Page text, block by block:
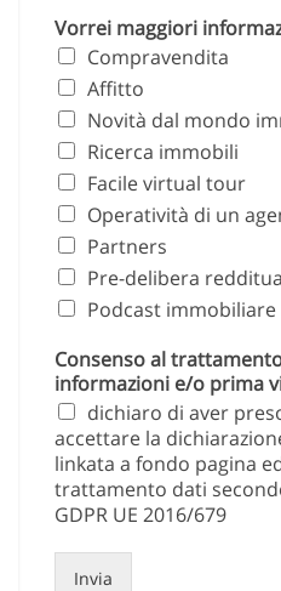
Vorrei maggiori
Compravendita
Affitto
Novità dal mondo
Ricerca immobili
Facile virtual tour
Operatività di un
Partners
Pre-delibera
Podcast immobiliare
Consenso al
informazioni e/o prima
dichiaro di aver
accettare la
linkata a fondo pagina
trattamento dati
GDPR UE 2016/679
Invia